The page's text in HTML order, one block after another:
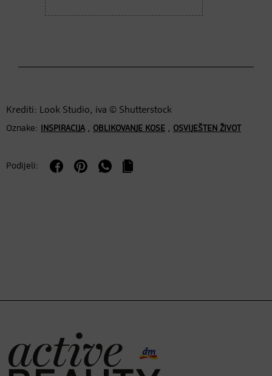
Krediti: Look Studio, iva © Shutterstock
Oznake: INSPIRACIJA, OBLIKOVANJE KOSE , OSVIJEŠTEN ŽIVOT
Podijeli: